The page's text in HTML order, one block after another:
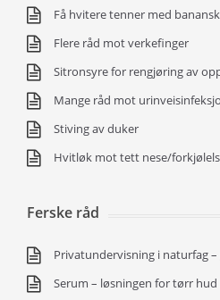
Få hvitere tenner med
Flere råd mot verkefinger
Sitronsyre for rengjøring av
Mange råd mot
Stiving av duker
Hvitløk mot tett nese/
Ferske råd
Privatundervisning i naturfag
Serum – løsningen for tørr